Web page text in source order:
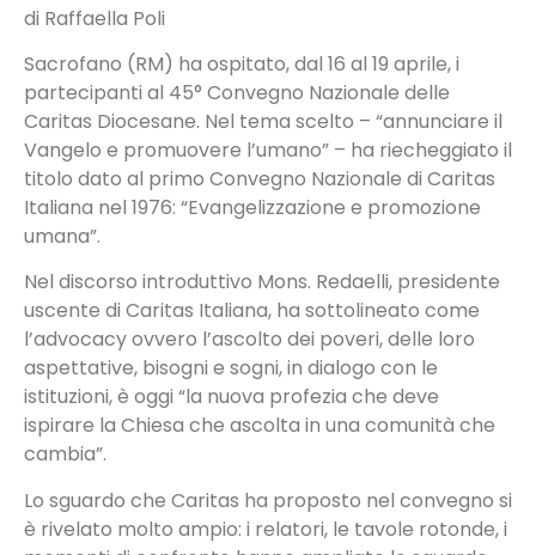
di Raffaella Poli
Sacrofano (RM) ha ospitato, dal 16 al 19 aprile, i
partecipanti al 45° Convegno Nazionale delle
Caritas Diocesane. Nel tema scelto – “annunciare il
Vangelo e promuovere l’umano” – ha riecheggiato il
titolo dato al primo Convegno Nazionale di Caritas
Italiana nel 1976: “Evangelizzazione e promozione
umana”.
Nel discorso introduttivo Mons. Redaelli, presidente
uscente di Caritas Italiana, ha sottolineato come
l’advocacy ovvero l’ascolto dei poveri, delle loro
aspettative, bisogni e sogni, in dialogo con le
istituzioni, è oggi “la nuova profezia che deve
ispirare la Chiesa che ascolta in una comunità che
cambia”.
Lo sguardo che Caritas ha proposto nel convegno si
è rivelato molto ampio: i relatori, le tavole rotonde, i